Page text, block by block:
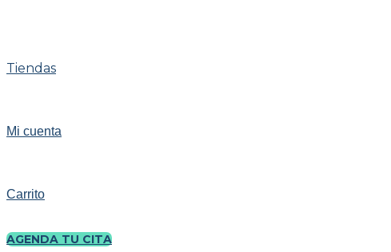
Tiendas
Mi cuenta
Carrito
AGENDA TU CITA